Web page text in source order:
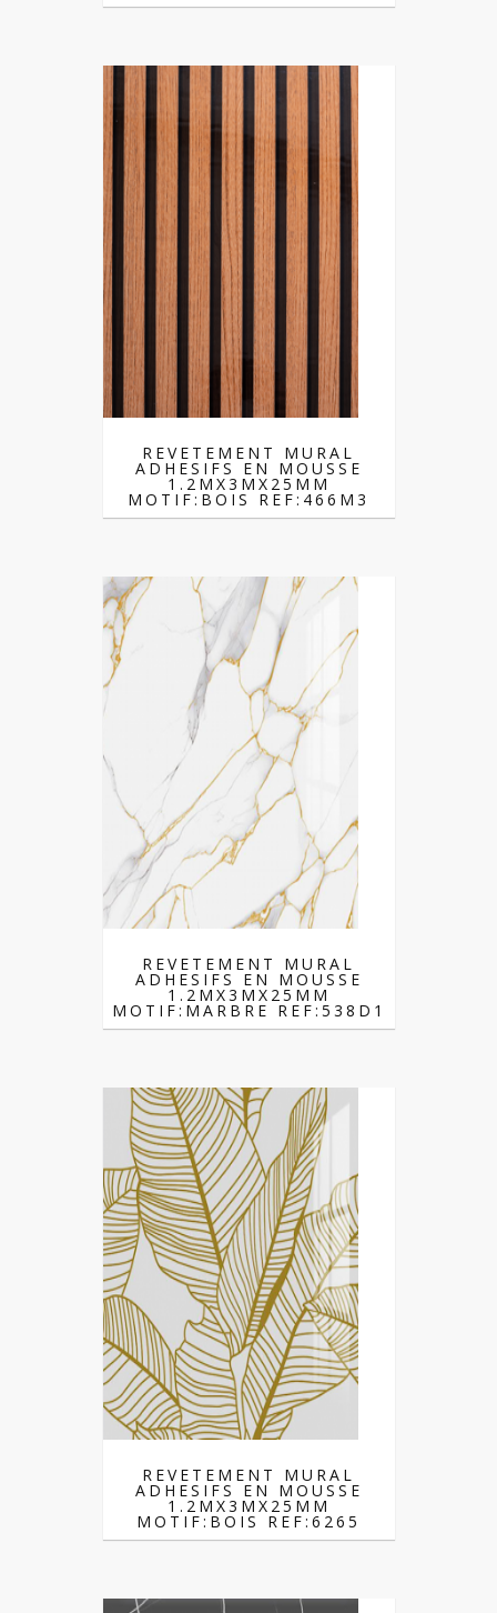
REVETEMENT MURAL
ADHESIFS EN MOUSSE
1.2MX3MX25MM
MOTIF:BOIS REF:466M3
REVETEMENT MURAL
ADHESIFS EN MOUSSE
1.2MX3MX25MM
MOTIF:MARBRE REF:538D1
REVETEMENT MURAL
ADHESIFS EN MOUSSE
1.2MX3MX25MM
MOTIF:BOIS REF:6265